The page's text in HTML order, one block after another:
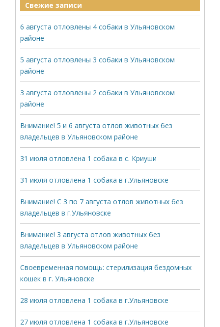
Свежие записи
6 августа отловлены 4 собаки в Ульяновском
районе
5 августа отловлены 3 собаки в Ульяновском
районе
3 августа отловлены 2 собаки в Ульяновском
районе
Внимание! 5 и 6 августа отлов животных без
владельцев в Ульяновском районе
31 июля отловлена 1 собака в с. Криуши
31 июля отловлена 1 собака в г.Ульяновске
Внимание! С 3 по 7 августа отлов животных без
владельцев в г.Ульяновске
Внимание! 3 августа отлов животных без
владельцев в Ульяновском районе
Своевременная помощь: стерилизация бездомных
кошек в г. Ульяновске
28 июля отловлена 1 собака в г.Ульяновске
27 июля отловлена 1 собака в г.Ульяновске